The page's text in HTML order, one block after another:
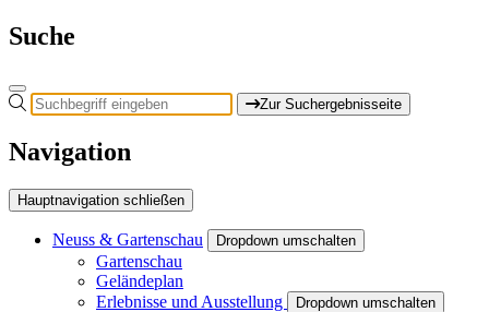
Suche
Zur Suchergebnisseite
Navigation
Hauptnavigation schließen
Neuss & Gartenschau Dropdown umschalten
Gartenschau
Geländeplan
Erlebnisse und Ausstellung
Dropdown umschalten